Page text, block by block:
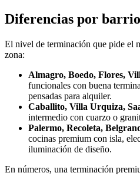
Diferencias por barrio
El nivel de terminación que pide el
zona:
Almagro, Boedo, Flores,
funcionales con buena
pensadas para alquiler.
Caballito, Villa Urquiza,
intermedio con cuarzo o
Palermo, Recoleta,
cocinas premium con isla,
iluminación de diseño.
En números, una terminación